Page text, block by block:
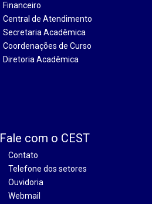
Financeiro
Central de Atendimento
Secretaria Acadêmica
Coordenações de Curso
Diretoria Acadêmica
Fale com o CEST
Contato
Telefone dos setores
Ouvidoria
Webmail